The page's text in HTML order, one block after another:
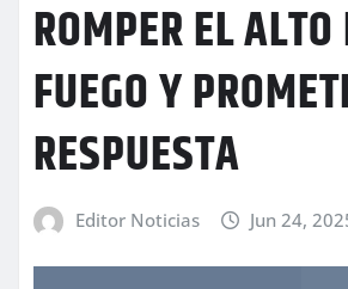
ROMPER EL ALTO
FUEGO Y
RESPUESTA
Editor Noticias Jun 24,